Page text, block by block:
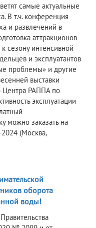
самые актуальные
В т.ч. конференция
и развлечений в
аттракционов
сезону интенсивной
и эксплуатантов
проблемы» и другие
выставки
Центра РАППА по
эксплуатации
можно заказать на
(Москва,
оборота
воды!